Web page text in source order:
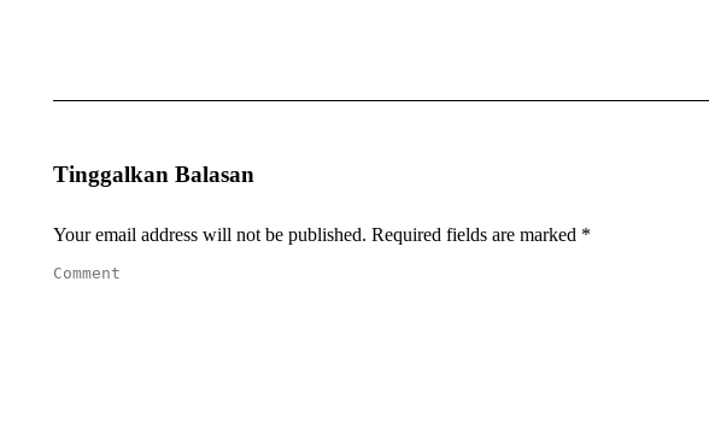
Tinggalkan Balasan
Your email address will not be published. Required fields are marked *
Comment